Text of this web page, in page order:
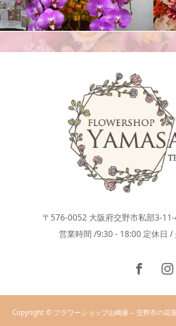
胡蝶蘭
〒576-0052 大阪府交野市私部3-
営業時間 /9:30 - 18:00 定休日 /
Copyright © フラワーショップ山崎家 – 交野市の花